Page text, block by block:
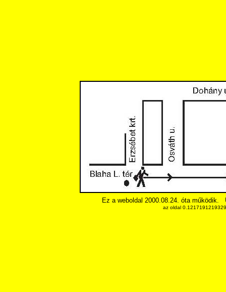
Ez a weboldal 2000.08.24. óta működik.
az oldal